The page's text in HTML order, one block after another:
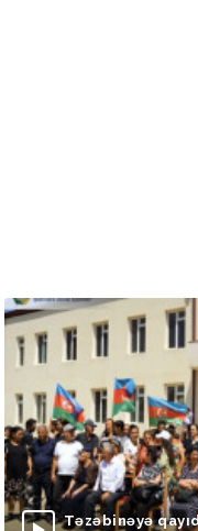
Təzəbinəyə